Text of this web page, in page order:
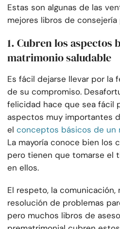
Estas son algunas de las
mejores libros de consejería
1. Cubren los aspectos
matrimonio saludable
Es fácil dejarse llevar por la
de su compromiso.
felicidad hace que sea fácil
aspectos muy importantes
el conceptos básicos de un
La mayoría conoce bien los
pero tienen que tomarse el
en ellos.
El respeto, la
resolución de problemas
pero muchos libros de